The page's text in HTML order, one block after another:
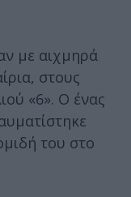
με αιχμηρά
στους
«6». Ο ένας
του στο